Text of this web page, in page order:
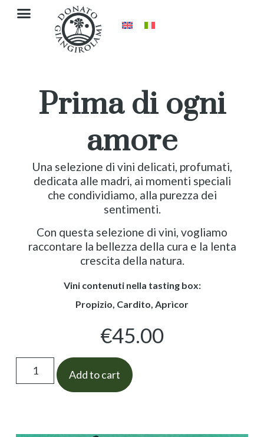
Prima di ogni
amore
Una selezione di vini delicati, profumati,
dedicata alle madri, ai momenti speciali
che condividiamo, alla purezza dei
sentimenti.
Con questa selezione di vini, vogliamo
raccontare la bellezza della cura e la lenta
crescita della natura.
Vini contenuti nella tasting box:
Propizio, Cardito, Aprìcor
€45.00
Add to cart